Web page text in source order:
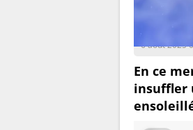
6 août 2025
En ce
insuffler